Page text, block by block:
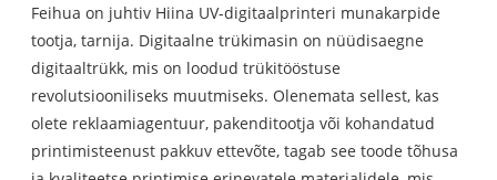
Feihua on juhtiv Hiina UV-digitaalprinteri munakarpide
tootja, tarnija. Digitaalne trükimasin on nüüdisaegne
digitaaltrükk, mis on loodud trükitööstuse
revolutsiooniliseks muutmiseks. Olenemata sellest, kas
olete reklaamiagentuur, pakenditootja või kohandatud
printimisteenust pakkuv ettevõte, tagab see toode tõhusa